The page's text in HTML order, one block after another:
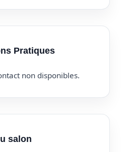
Pratiques
non disponibles.
salon